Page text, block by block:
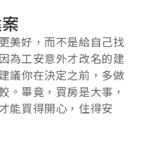
美好，而不是給自己找
為工安意外才改名的建
議你在決定之前，多做
。畢竟，買房是大事，
能買得開心，住得安